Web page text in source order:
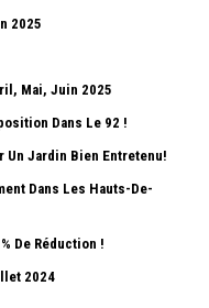
2025
Mai, Juin 2025
Dans Le 92 !
Un Jardin Bien Entretenu!
Dans Les Hauts-De-
De Réduction !
2024